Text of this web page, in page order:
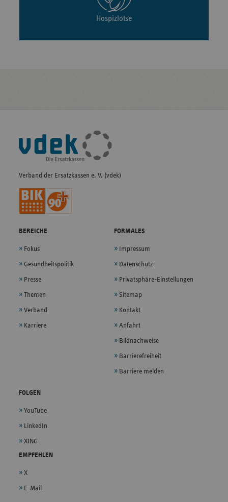
Hospizlotse
Fußleisten-
Navigation
Verband der Ersatzkassen e. V. (vdek)
BEREICHE
Fokus
Gesundheitspolitik
Presse
Themen
Verband
Karriere
FORMALES
Impressum
Datenschutz
Privatsphäre-Einstellungen
Sitemap
Kontakt
Anfahrt
Bildnachweise
Barrierefreiheit
Barriere melden
FOLGEN
YouTube
LinkedIn
XING
EMPFEHLEN
X
E-Mail